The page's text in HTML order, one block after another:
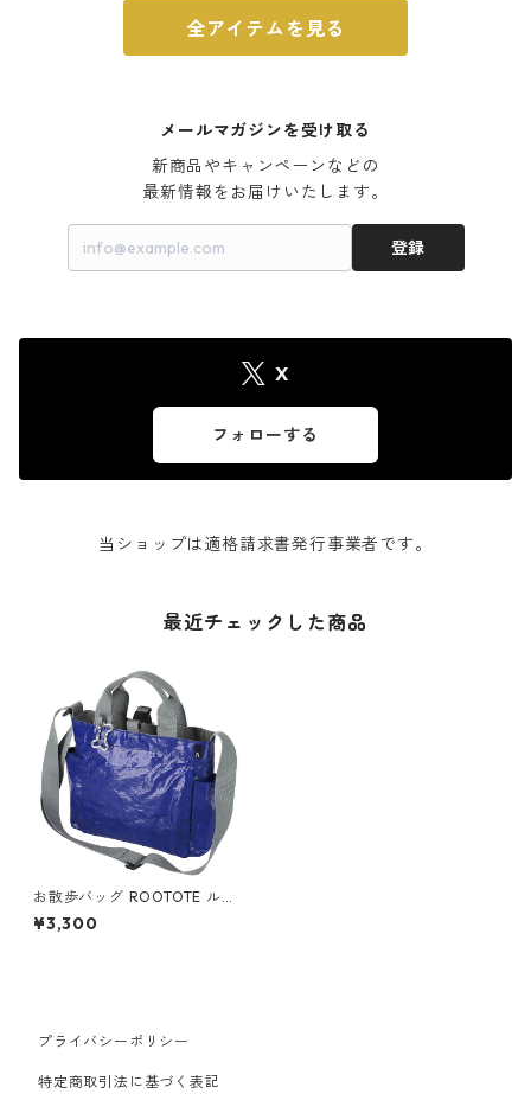
全アイテムを見る
メールマガジンを受け取る
新商品やキャンペーンなどの
最新情報をお届けいたします。
登録
X
フォローする
当ショップは適格請求書発行事業者です。
最近チェックした商品
お散歩バッグ ROOTOTE ルー
トート スクエア.ドッグ.タープ
犬用ペットグッズ ブルー
¥3,300
プライバシーポリシー
特定商取引法に基づく表記